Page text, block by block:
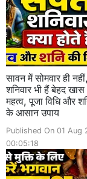
सावन में सोमवार ही
शनिवार भी हैं बेहद खास
महत्व, पूजा विधि और
के आसान उपाय
Published On 01 Aug
00:05:18